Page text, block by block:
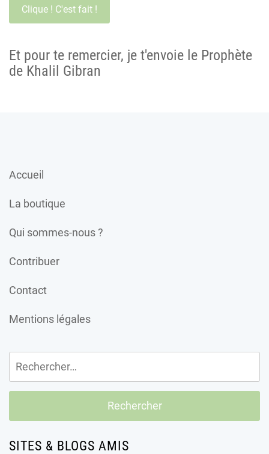
Et pour te remercier, je t'envoie le Prophète
de Khalil Gibran
Accueil
La boutique
Qui sommes-nous ?
Contribuer
Contact
Mentions légales
Rechercher :
SITES & BLOGS AMIS